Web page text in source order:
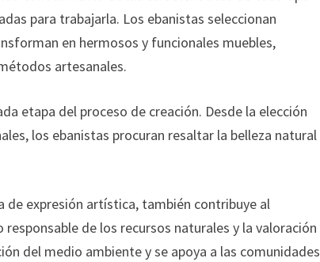
para trabajarla. Los ebanistas seleccionan
en hermosos y funcionales muebles,
artesanales.
etapa del proceso de creación. Desde la elección
los ebanistas procuran resaltar la belleza natural
de expresión artística, también contribuye al
de los recursos naturales y la valoración
del medio ambiente y se apoya a las comunidades